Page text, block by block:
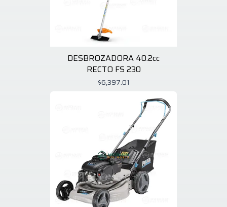
DESBROZADORA 40.2cc
RECTO FS 230
$6,397.01